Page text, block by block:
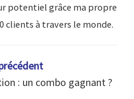
potentiel grâce ma propre
clients à travers le monde.
: un combo gagnant ?